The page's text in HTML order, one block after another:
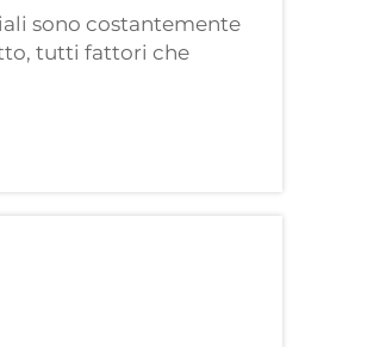
sono costantemente
tutti fattori che
la vita utile. La